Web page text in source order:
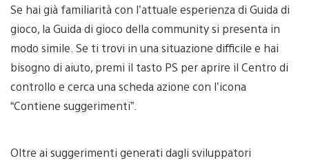
Se hai già familiarità con l’attuale esperienza di Guida di
gioco, la Guida di gioco della community si presenta in
modo simile. Se ti trovi in una situazione difficile e hai
bisogno di aiuto, premi il tasto PS per aprire il Centro di
controllo e cerca una scheda azione con l’icona
“Contiene suggerimenti”.
Oltre ai suggerimenti generati dagli sviluppatori